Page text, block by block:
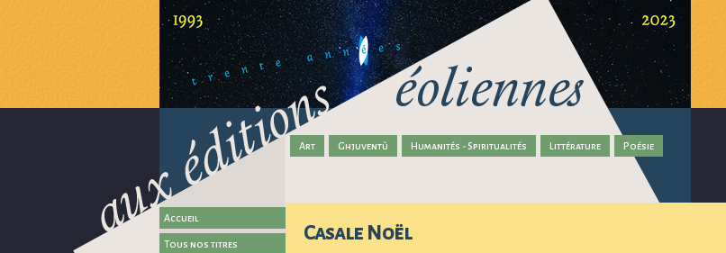
Art Ghjuventù Humanités - Spiritualités Littérature Poésie
Casale Noël
Accueil
Tous nos titres